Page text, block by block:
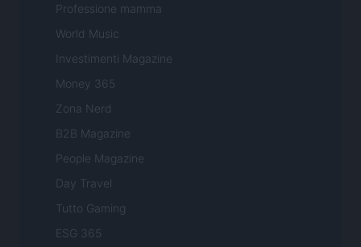
Professione mamma
World Music
Investimenti Magazine
Money 365
Zona Nerd
B2B Magazine
People Magazine
Day Travel
Tutto Gaming
ESG 365